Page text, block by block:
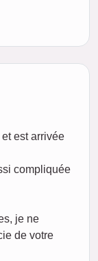
est arrivée
compliquée
je ne
de votre